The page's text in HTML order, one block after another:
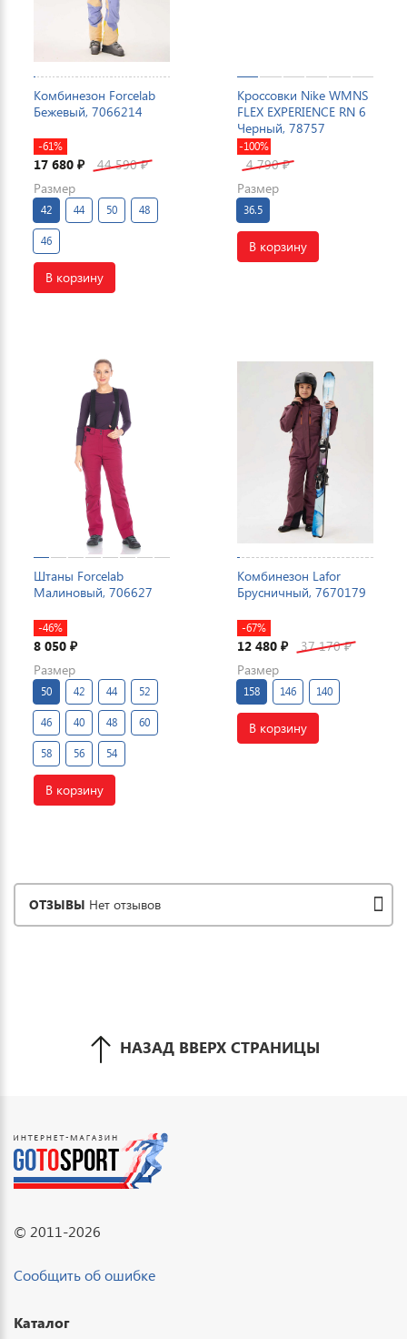
Комбинезон Forcelab
Бежевый, 7066214
-61%
17 680 ₽ 44 590₽
Размер
42 44 50 48
46
В корзину
Кроссовки Nike WMNS
FLEX EXPERIENCE RN 6
Черный, 78757
-100%
4 790₽
Размер
36.5
В корзину
Штаны Forcelab
Малиновый, 706627
-46%
8 050 ₽
Размер
50 42 44 52
46 40 48 60
58 56 54
В корзину
Комбинезон Lafor
Брусничный, 7670179
-67%
12 480 ₽ 37 170₽
Размер
158 146 140
В корзину
ОТЗЫВЫ Нет отзывов
НАЗАД ВВЕРХ СТРАНИЦЫ
© 2011-2026
Сообщить об ошибке
Каталог